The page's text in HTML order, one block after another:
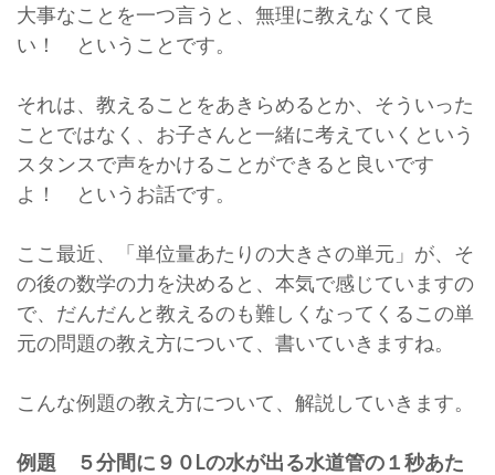
大事なことを一つ言うと、無理に教えなくて良
い！ ということです。
それは、教えることをあきらめるとか、そういった
ことではなく、お子さんと一緒に考えていくという
スタンスで声をかけることができると良いです
よ！ というお話です。
ここ最近、「単位量あたりの大きさの単元」が、そ
の後の数学の力を決めると、本気で感じていますの
で、だんだんと教えるのも難しくなってくるこの単
元の問題の教え方について、書いていきますね。
こんな例題の教え方について、解説していきます。
例題 ５分間に９０Lの水が出る水道管の１秒あた